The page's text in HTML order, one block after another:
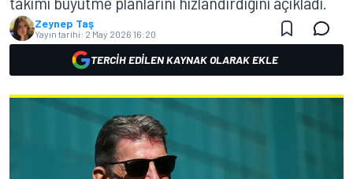
Zeynep Taş
Yayın tarihi: 2 May 2026 16:20
TERCIH EDILEN KAYNAK OLARAK EKLE